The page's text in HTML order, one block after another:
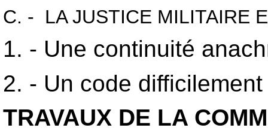
C. - LA JUSTICE MILITAIRE
1. - Une continuité
2. - Un code
TRAVAUX DE LA